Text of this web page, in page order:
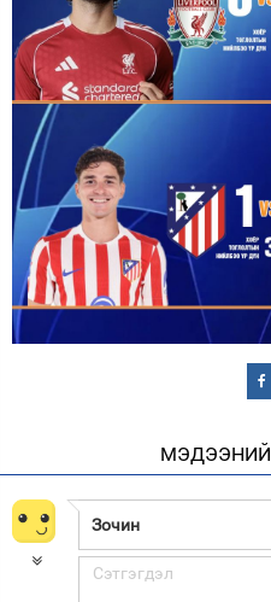
МЭДЭЭНИЙ